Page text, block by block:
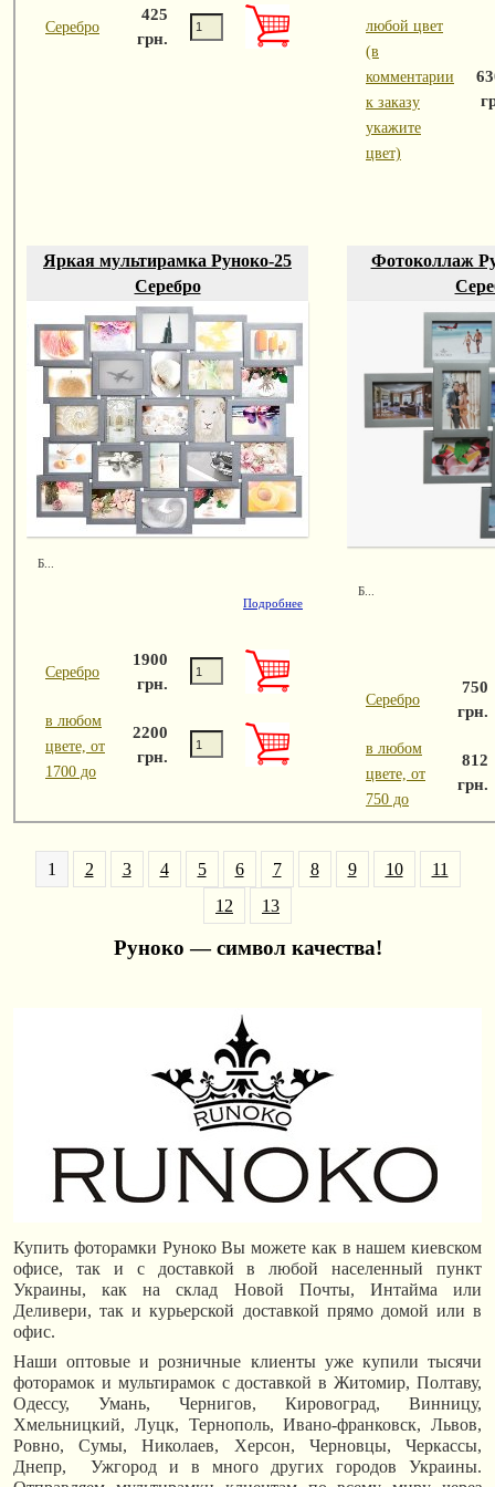
Серебро
425
грн.
любой цвет
(в
комментарии
к заказу
укажите
цвет)
Яркая мультирамка Руноко-25
Серебро
Б...
Подробнее
Серебро
1900
грн.
в любом
цвете, от
1700 до
2200
грн.
Фотоколлаж
Б...
Серебро
750
грн.
в любом
цвете, от
750 до
812
грн.
1 2 3 4 5 6 7 8 9 10
11
12
13
Руноко — символ качества!
Купить фоторамки Руноко Вы можете как в нашем киевском
офисе, так и с доставкой в любой населенный пункт
Украины, как на склад Новой Почты, Интайма или
Деливери, так и курьерской доставкой прямо домой или в
офис.
Наши оптовые и розничные клиенты уже купили тысячи
фоторамок и мультирамок с доставкой в Житомир, Полтаву,
Одессу, Умань, Чернигов, Кировоград, Винницу,
Хмельницкий, Луцк, Тернополь, Ивано-франковск, Львов,
Ровно, Сумы, Николаев, Херсон, Черновцы, Черкассы,
Днепр, Ужгород и в много других городов Украины.